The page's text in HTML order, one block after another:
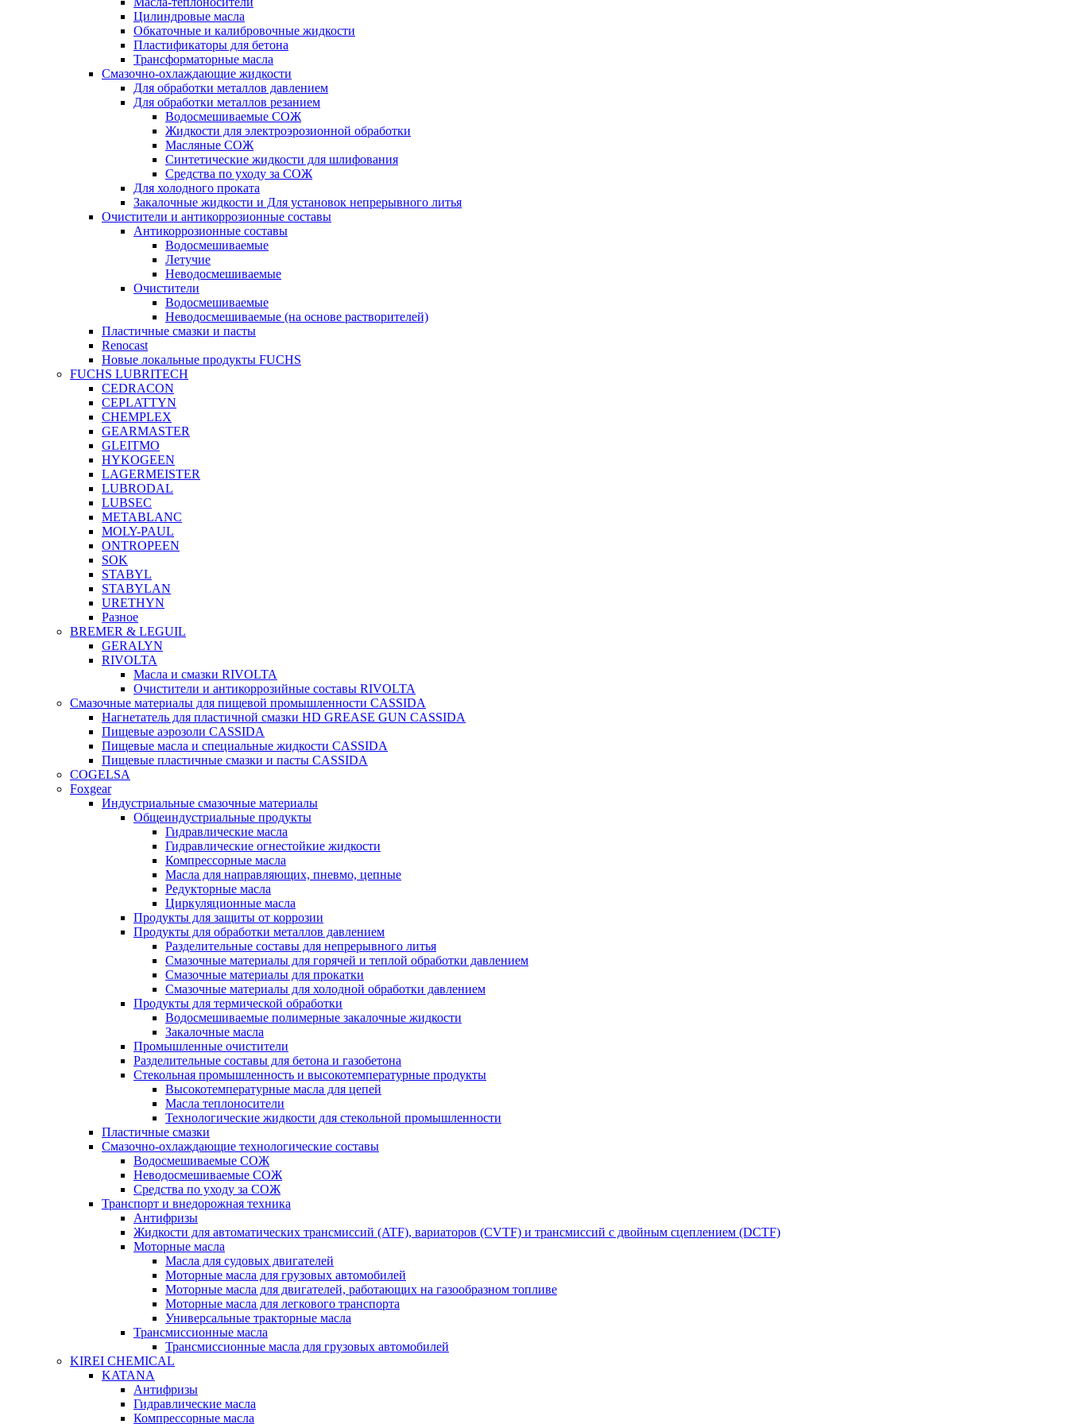
Цилиндровые масла
Обкаточные и калибровочные жидкости
Пластификаторы для бетона
Трансформаторные масла
Смазочно-охлаждающие жидкости
Для обработки металлов давлением
Для обработки металлов резанием
Водосмешиваемые СОЖ
Жидкости для электроэрозионной обработки
Масляные СОЖ
Синтетические жидкости для шлифования
Средства по уходу за СОЖ
Для холодного проката
Закалочные жидкости и Для установок непрерывного литья
Очистители и антикоррозионные составы
Антикоррозионные составы
Водосмешиваемые
Летучие
Неводосмешиваемые
Очистители
Водосмешиваемые
Неводосмешиваемые (на основе растворителей)
Пластичные смазки и пасты
Renocast
Новые локальные продукты FUCHS
FUCHS LUBRITECH
CEDRACON
CEPLATTYN
CHEMPLEX
GEARMASTER
GLEITMO
HYKOGEEN
LAGERMEISTER
LUBRODAL
LUBSEC
METABLANC
MOLY-PAUL
ONTROPEEN
SOK
STABYL
STABYLAN
URETHYN
Разное
BREMER & LEGUIL
GERALYN
RIVOLTA
Масла и смазки RIVOLTA
Очистители и антикоррозийные составы RIVOLTA
Смазочные материалы для пищевой промышленности CASSIDA
Нагнетатель для пластичной смазки HD GREASE GUN CASSIDA
Пищевые аэрозоли CASSIDA
Пищевые масла и специальные жидкости CASSIDA
Пищевые пластичные смазки и пасты CASSIDA
COGELSA
Foxgear
Индустриальные смазочные материалы
Общеиндустриальные продукты
Гидравлические масла
Гидравлические огнестойкие жидкости
Компрессорные масла
Масла для направляющих, пневмо, цепные
Редукторные масла
Циркуляционные масла
Продукты для защиты от коррозии
Продукты для обработки металлов давлением
Разделительные составы для непрерывного литья
Смазочные материалы для горячей и теплой обработки давлением
Смазочные материалы для прокатки
Смазочные материалы для холодной обработки давлением
Продукты для термической обработки
Водосмешиваемые полимерные закалочные жидкости
Закалочные масла
Промышленные очистители
Разделительные составы для бетона и газобетона
Стекольная промышленность и высокотемпературные продукты
Высокотемпературные масла для цепей
Масла теплоносители
Технологические жидкости для стекольной промышленности
Пластичные смазки
Смазочно-охлаждающие технологические составы
Водосмешиваемые СОЖ
Неводосмешиваемые СОЖ
Средства по уходу за СОЖ
Транспорт и внедорожная техника
Антифризы
Жидкости для автоматических трансмиссий (ATF), вариаторов (CVTF) и трансмиссий с двойным сцеплением (DCTF)
Моторные масла
Масла для судовых двигателей
Моторные масла для грузовых автомобилей
Моторные масла для двигателей, работающих на газообразном топливе
Моторные масла для легкового транспорта
Универсальные тракторные масла
Трансмиссионные масла
Трансмиссионные масла для грузовых автомобилей
KIREI CHEMICAL
KATANA
Антифризы
Гидравлические масла
Компрессорные масла